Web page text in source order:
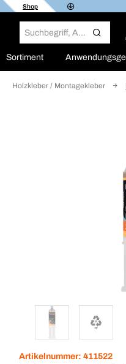
Shop
Sortiment
Holzkleber / Montagekleber
Artikelnummer: 411522